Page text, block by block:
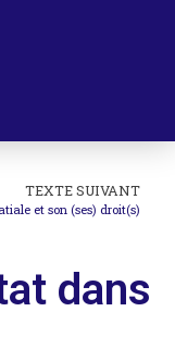
TEXTE SUIVANT
et son (ses) droit(s)
dans